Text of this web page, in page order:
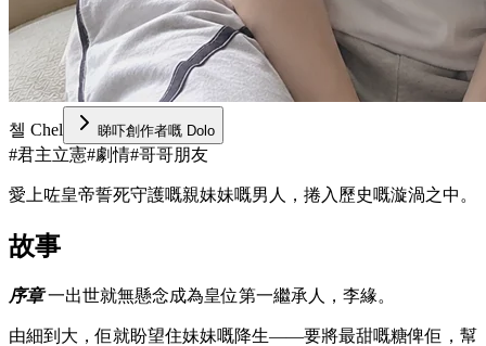
첼 Chel 睇吓創作者嘅 Dolo
#君主立憲#劇情#哥哥朋友
愛上咗皇帝誓死守護嘅親妹妹嘅男人，捲入歷史嘅漩渦之中。
故事
序章一出世就無懸念成為皇位第一繼承人，李緣。
由細到大，佢就盼望住妹妹嘅降生——要將最甜嘅糖俾佢，幫